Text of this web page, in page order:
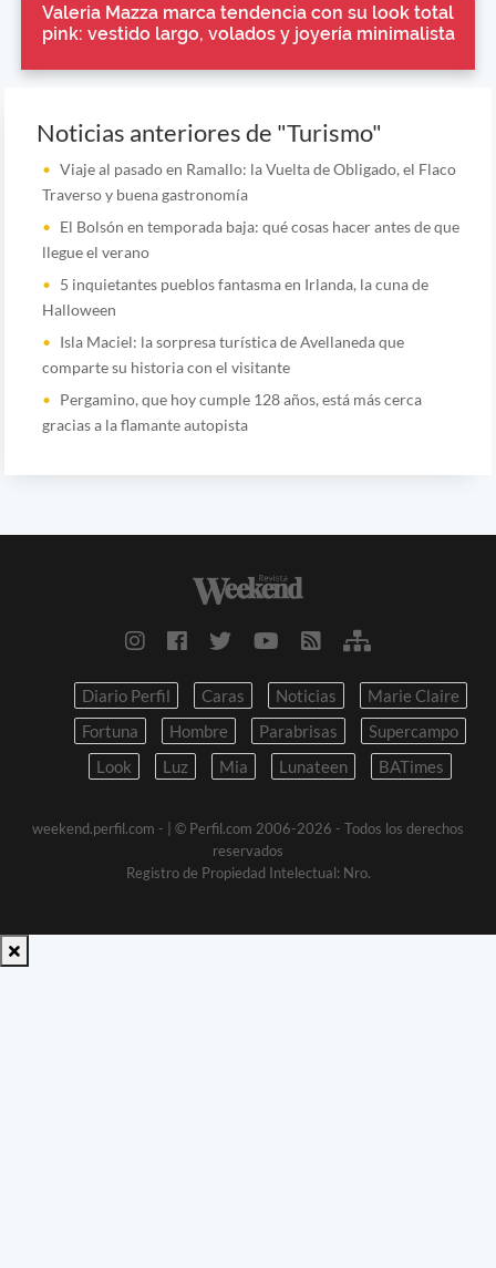
Valeria Mazza marca tendencia con su look total
pink: vestido largo, volados y joyería minimalista
Noticias anteriores de "Turismo"
Viaje al pasado en Ramallo: la Vuelta de Obligado, el Flaco
Traverso y buena gastronomía
El Bolsón en temporada baja: qué cosas hacer antes de que
llegue el verano
5 inquietantes pueblos fantasma en Irlanda, la cuna de
Halloween
Isla Maciel: la sorpresa turística de Avellaneda que
comparte su historia con el visitante
Pergamino, que hoy cumple 128 años, está más cerca
gracias a la flamante autopista
Diario Perfil Caras Noticias
Marie Claire
Fortuna
Hombre Parabrisas
Supercampo
Look
Luz Mia Lunateen BATimes
weekend.perfil.com -
| © Perfil.com 2006-2026 - Todos los derechos
reservados
Registro de Propiedad Intelectual: Nro.